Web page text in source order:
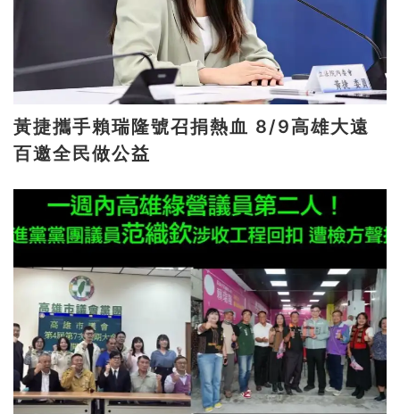
黃捷攜手賴瑞隆號召捐熱血 8/9高雄大遠
百邀全民做公益